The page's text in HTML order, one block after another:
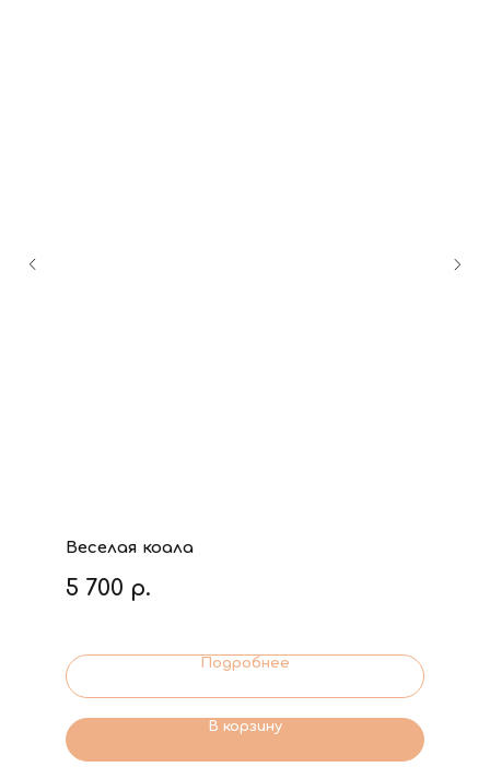
Веселая коала
5 700 р.
Подробнее
В корзину